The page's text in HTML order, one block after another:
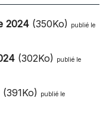
2024 (350Ko) publié le
(302Ko) publié le
(391Ko) publié le